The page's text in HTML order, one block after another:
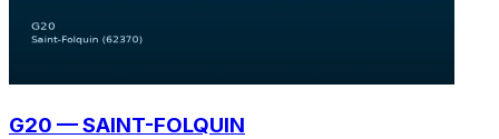
G20 — SAINT-FOLQUIN